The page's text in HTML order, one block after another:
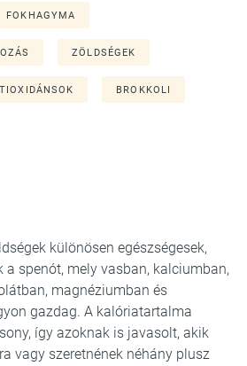
FOKHAGYMA
ZÖLDSÉGEK
BROKKOLI
különösen egészségesek,
a spenót, mely vasban, kalciumban,
magnéziumban és
gazdag. A kalóriatartalma
így azoknak is javasolt, akik
vagy szeretnének néhány plusz